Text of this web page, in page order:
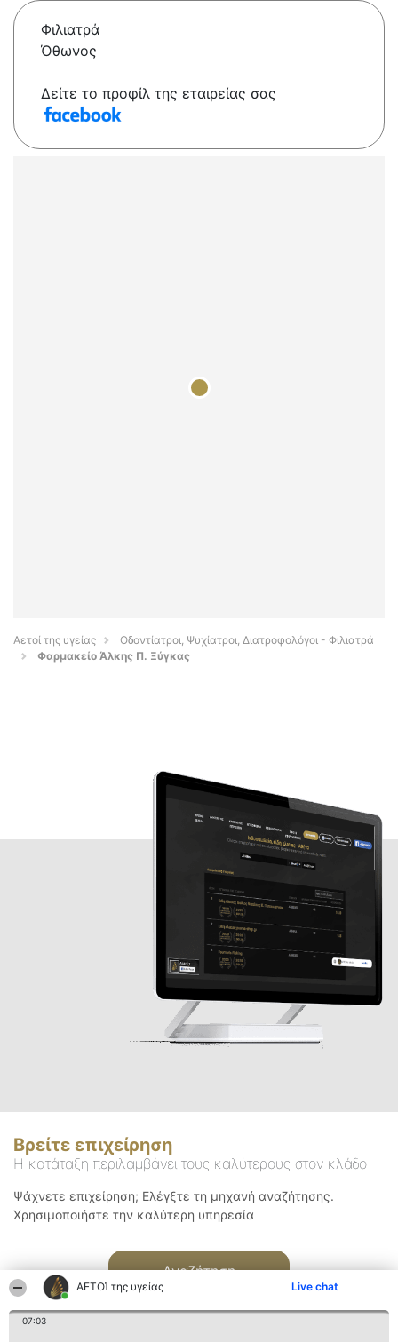
ΑΕΤΟΊ της υγείας Live chat
07:03
Φιλιατρά
Όθωνος
Δείτε το προφίλ της εταιρείας σας
Αετοί της υγείας
Οδοντίατροι, Ψυχίατροι, Διατροφολόγοι - Φιλιατρά
Φαρμακείο Άλκης Π. Ξύγκας
Βρείτε επιχείρηση
Η κατάταξη περιλαμβάνει τους καλύτερους στον κλάδο
Ψάχνετε επιχείρηση; Ελέγξτε τη μηχανή αναζήτησης.
Χρησιμοποιήστε την καλύτερη υπηρεσία
Αναζήτηση